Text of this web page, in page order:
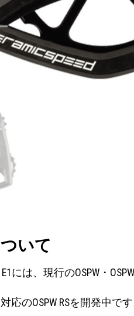
いて
には、現行のOSPW・
のOSPW RSを開発中です